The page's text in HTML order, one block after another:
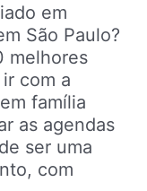
em
São Paulo?
melhores
com a
família
as agendas
ser uma
com